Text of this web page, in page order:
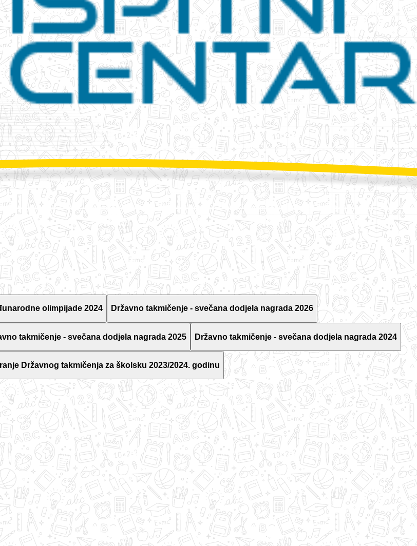
olimpijade 2024 Državno takmičenje - svečana dodjela nagrada 2026
takmičenje - svečana dodjela nagrada 2025 Državno takmičenje - svečana dodjela nagrada 2024
Državnog takmičenja za školsku 2023/2024. godinu